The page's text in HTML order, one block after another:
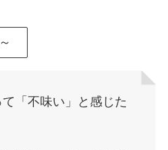
「不味い」と感じた